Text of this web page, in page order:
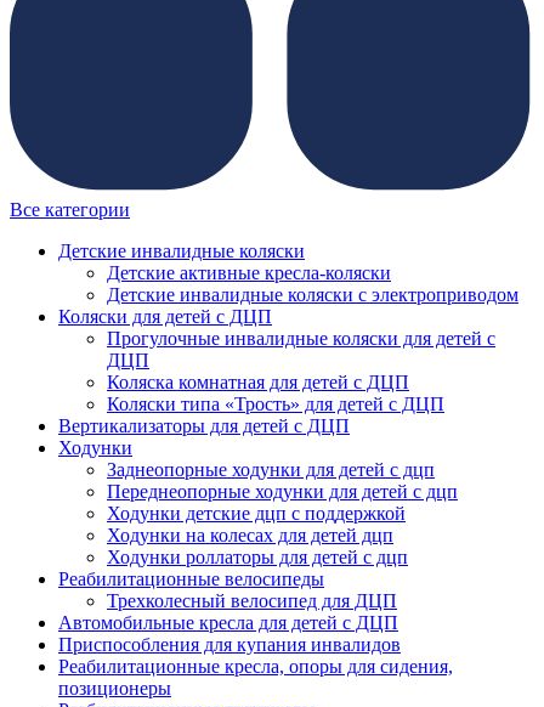
Все категории
Детские инвалидные коляски
Детские активные кресла-коляски
Детские инвалидные коляски с электроприводом
Коляски для детей с ДЦП
Прогулочные инвалидные коляски для детей с
ДЦП
Коляска комнатная для детей с ДЦП
Коляски типа «Трость» для детей с ДЦП
Вертикализаторы для детей с ДЦП
Ходунки
Заднеопорные ходунки для детей с дцп
Переднеопорные ходунки для детей с дцп
Ходунки детские дцп с поддержкой
Ходунки на колесах для детей дцп
Ходунки роллаторы для детей с дцп
Реабилитационные велосипеды
Трехколесный велосипед для ДЦП
Автомобильные кресла для детей с ДЦП
Приспособления для купания инвалидов
Реабилитационные кресла, опоры для сидения,
позиционеры